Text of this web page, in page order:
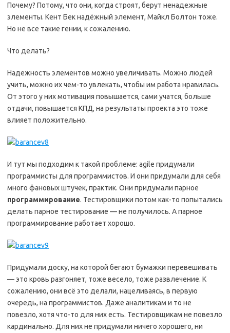
Почему? Потому, что они, когда строят, берут ненадежные
элементы. Кент Бек надёжный элемент, Майкл Болтон тоже.
Но не все такие гении, к сожалению.
Что делать?
Надежность элементов можно увеличивать. Можно людей
учить, можно их чем-то увлекать, чтобы им работа нравилась.
От этого у них мотивация повышается, сами учатся, больше
отдачи, повышается КПД, на результаты проекта это тоже
влияет положительно.
И тут мы подходим к такой проблеме: agile придумали
программисты для программистов. И они придумали для себя
много фановых штучек, практик. Они придумали парное
программирование. Тестировщики потом как-то попытались
делать парное тестирование — не получилось. А парное
программирование работает хорошо.
Придумали доску, на которой бегают бумажки перевешивать
— это кровь разгоняет, тоже весело, тоже развлечение. К
сожалению, они всё это делали, нацеливаясь, в первую
очередь, на программистов. Даже аналитикам и то не
повезло, хотя что-то для них есть. Тестировщикам не повезло
кардинально. Для них не придумали ничего хорошего, ни